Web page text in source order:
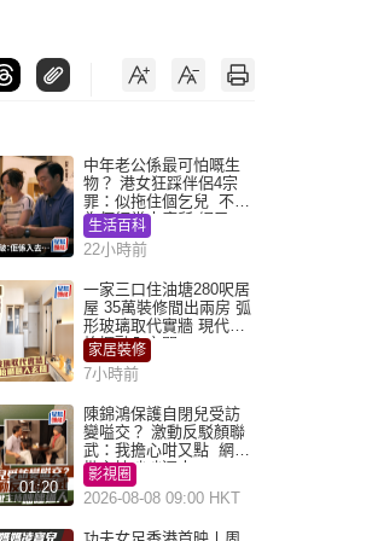
中年老公係最可怕嘅生
物？ 港女狂踩伴侶4宗
罪：似拖住個乞兒 不解
為何經常去廁所 網民一
語道破
生活百科
22小時前
一家三口住油塘280呎居
屋 35萬裝修間出兩房 弧
形玻璃取代實牆 現代神
枱櫃融入玄關
家居裝修
7小時前
01:20
陳錦鴻保護自閉兒受訪
變嗌交？ 激動反駁顏聯
武：我擔心咁又點 網民
批主持咄咄逼人
影視圈
2026-08-08 09:00 HKT